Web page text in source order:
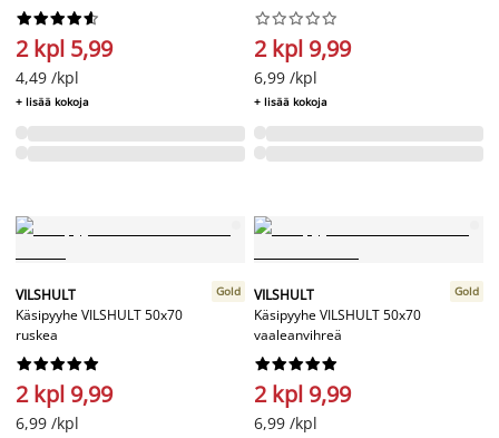






2 kpl 5,99
4,49 /kpl
+ lisää kokoja






2 kpl 9,99
6,99 /kpl
+ lisää kokoja
VILSHULT
Käsipyyhe VILSHULT 50x70
ruskea
Gold






2 kpl 9,99
6,99 /kpl
VILSHULT
Käsipyyhe VILSHULT 50x70
vaaleanvihreä
Gold






2 kpl 9,99
6,99 /kpl